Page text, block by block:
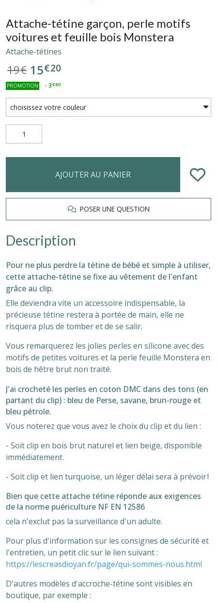
Attache-tétine garçon, perle motifs
voitures et feuille bois Monstera
Attache-tétines
19€ 15€20
PROMOTION - 3€80
AJOUTER AU PANIER
POSER UNE QUESTION
Description
Pour ne plus perdre la tétine de bébé et simple à utiliser,
cette attache-tétine se fixe au vêtement de l'enfant
grâce au clip.
Elle deviendra vite un accessoire indispensable, la
précieuse tétine restera à portée de main, elle ne
risquera plus de tomber et de se salir.
Vous remarquerez les jolies perles en silicone avec des
motifs de petites voitures et la perle feuille Monstera en
bois de hêtre brut non traité.
J'ai crocheté les perles en coton DMC dans des tons (en
partant du clip) : bleu de Perse, savane, brun-rouge et
bleu pétrole.
Vous noterez que vous avez le choix du clip et du lien :
- Soit clip en bois brut naturel et lien beige, disponible
immédiatement.
- Soit clip et lien turquoise, un léger délai sera à prévoir !
Bien que cette attache tétine réponde aux exigences
de la norme puériculture NF EN 12586
cela n'exclut pas la surveillance d'un adulte.
Pour plus d'information sur les consignes de sécurité et
l'entretien, un petit clic sur le lien suivant :
https://lescreasdioyan.fr/page/qui-sommes-nous.html
D'autres modèles d'accroche-tétine sont visibles en
boutique, par exemple :